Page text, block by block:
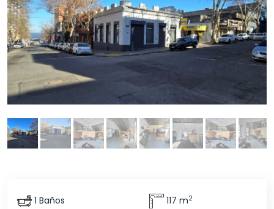
1 Baños 117 m2